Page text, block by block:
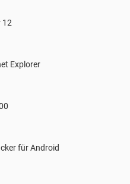
12
Explorer
für Android